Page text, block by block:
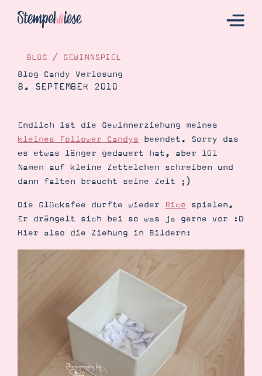
Katalog
Bestellen
Kontakt
Angebote
Demonstrator werden
Gutscheine
Produkte erklärt
Über mich
Über Stampin’ Up!
BLOG / GEWINNSPIEL
Blog Candy Verlosung
8. SEPTEMBER 2010
Endlich ist die Gewinnerziehung meines
kleines Follower Candys beendet. Sorry das
es etwas länger gedauert hat, aber 101
Namen auf kleine Zettelchen schreiben und
dann falten braucht seine Zeit ;)
Die Glücksfee durfte wieder Rico spielen.
Er drängelt sich bei so was ja gerne vor :D
Hier also die Ziehung in Bildern: